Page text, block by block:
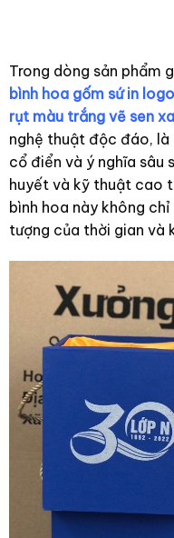
Trong dòng sản phẩm
bình hoa gốm sứ in
rụt màu trắng vẽ sen
nghệ thuật độc đáo, là
cổ điển và ý nghĩa
huyết và kỹ thuật cao
bình hoa này không
tượng của thời gian và